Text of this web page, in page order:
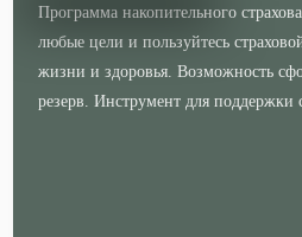
Программа накопительного
любые цели и пользуйтесь
жизни и здоровья. Возможность
резерв. Инструмент для поддержки